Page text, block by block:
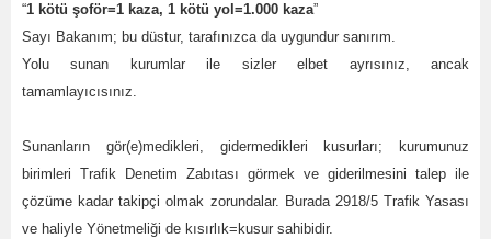
“1 kötü şoför=1 kaza, 1 kötü yol=1.000 kaza”
Sayı Bakanım; bu düstur, tarafınızca da uygundur sanırım.
Yolu sunan kurumlar ile sizler elbet ayrısınız, ancak
tamamlayıcısınız.
Sunanların gör(e)medikleri, gidermedikleri kusurları; kurumunuz
birimleri Trafik Denetim Zabıtası görmek ve giderilmesini talep ile
çözüme kadar takipçi olmak zorundalar. Burada 2918/5 Trafik Yasası
ve haliyle Yönetmeliği de kısırlık=kusur sahibidir.